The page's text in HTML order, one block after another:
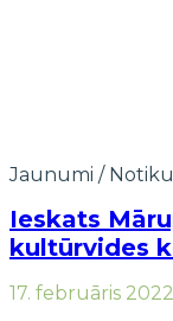
Jaunumi /
Ieskats
kultūrvides
17. februāris 2022